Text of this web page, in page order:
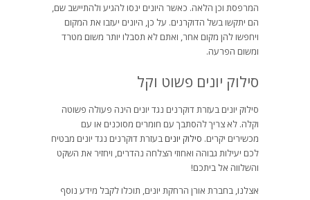
המרפסת וכן הלאה. כאשר היונים ינסו להגיע ולהתיישב שם,
הם יתקשו בשל הדוקרנים. על כן, היונים יעזבו את המקום
ויחפשו להן מקום אחר, ואתם לא תסבלו יותר משום מטרד
ומשום הפרעה.
סילוק יונים פשוט וקל
סילוק יונים בעזרת דוקרנים נגד יונים הינה פעולה פשוטה
וקלה. לא צריך להסתבך עם חומרים מסוכנים או עם
מכשירים יקרים. סילוק יוניםבעזרת דוקרנים נגד יונים מבטיח
לכם יעילות גבוהה ואחוזי הצלחה נהדרים, ויחזיר את השקט
והשלווה אל ביתכם!
אצלנו, בחברת אורן הרחקת יונים, תוכלו לקבל מידע נוסף